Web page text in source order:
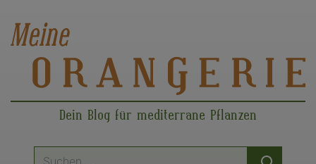
Dein Blog für mediterrane Pflanzen
Suche